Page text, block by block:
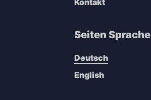
Kontakt
Seiten Sprache
Deutsch
English